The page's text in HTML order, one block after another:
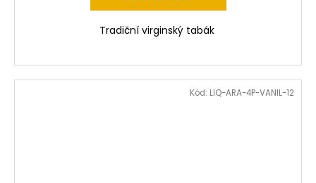
Tradiční virginský tabák
Kód: LIQ-ARA-4P-VANIL-12